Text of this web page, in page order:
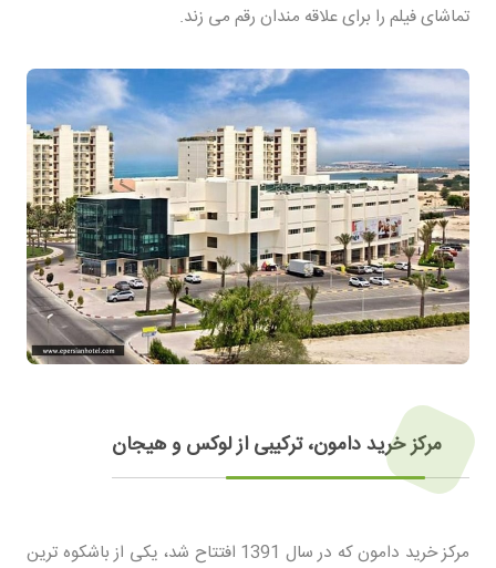
تماشای فیلم را برای علاقه مندان رقم می زند.
مرکز خرید دامون، ترکیبی از لوکس و هیجان
مرکز خرید دامون که در سال 1391 افتتاح شد، یکی از باشکوه ترین